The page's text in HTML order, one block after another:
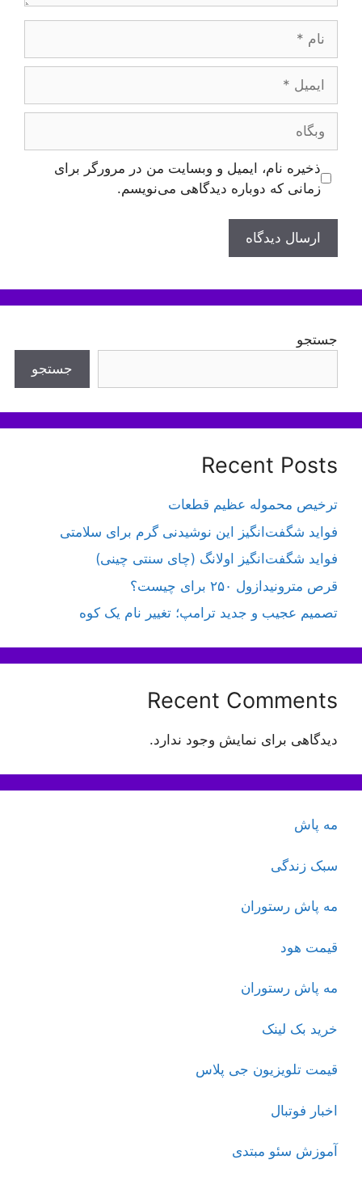
وبگاه
ذخیره نام، ایمیل و وبسایت من در مرورگر برای
زمانی که دوباره دیدگاهی می‌نویسم.
جستجو
جستجو
Recent Posts
ترخیص محموله عظیم قطعات
فواید شگفت‌انگیز این نوشیدنی گرم برای سلامتی
فواید شگفت‌انگیز اولانگ (چای سنتی چینی)
قرص مترونیدازول ۲۵۰ برای چیست؟
تصمیم عجیب و جدید ترامپ؛ تغییر نام یک کوه
Recent Comments
دیدگاهی برای نمایش وجود ندارد.
مه پاش
سبک زندگی
مه پاش رستوران
قیمت هود
مه پاش رستوران
خرید بک لینک
قیمت تلویزیون جی پلاس
اخبار فوتبال
آموزش سئو مبتدی